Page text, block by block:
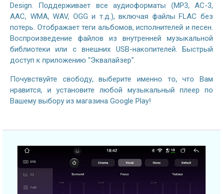
Design. Поддерживает все аудиоформаты (MP3, AC-3,
AAC, WMA, WAV, OGG и т.д.), включая файлы FLAC без
потерь. Отображает теги альбомов, исполнителей и песен.
Воспроизведение файлов из внутренней музыкальной
библиотеки или с внешних USB-накопителей. Быстрый
доступ к приложению "Эквалайзер".
Почувствуйте свободу, выберите именно то, что Вам
нравится, и установите любой музыкальный плеер по
Вашему выбору из магазина Google Play!